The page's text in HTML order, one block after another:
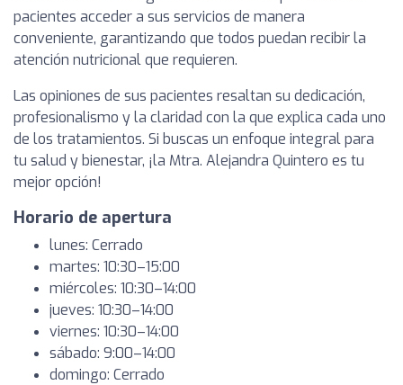
pacientes acceder a sus servicios de manera
conveniente, garantizando que todos puedan recibir la
atención nutricional que requieren.
Las opiniones de sus pacientes resaltan su dedicación,
profesionalismo y la claridad con la que explica cada uno
de los tratamientos. Si buscas un enfoque integral para
tu salud y bienestar, ¡la Mtra. Alejandra Quintero es tu
mejor opción!
Horario de apertura
lunes: Cerrado
martes: 10:30–15:00
miércoles: 10:30–14:00
jueves: 10:30–14:00
viernes: 10:30–14:00
sábado: 9:00–14:00
domingo: Cerrado